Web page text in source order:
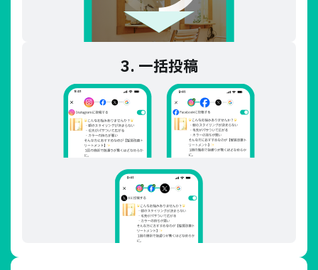
3. 一括投稿